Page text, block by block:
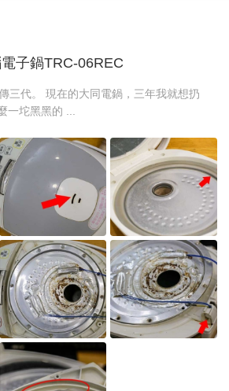
子鍋TRC-06REC
三代。 現在的大同電鍋，三年我就想扔
一坨黑黑的 ...